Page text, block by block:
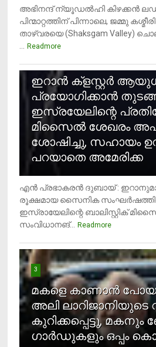
അഭിനന്ദ് ന്യൂഡൽഹി കിഴക്കൻ
പിന്മാറ്റത്തിന് പിന്നാലെ, ജമ്മു
താഴ്‌വരയെ (Shaksgam Valley)
... Readmore
ഇറാന്‍ ക്‌ളസ്റ്റര്‍
പ്രയോഗിക്കാന്‍
ഇസ്രയേലിന്റെ
മിസൈല്‍ ശേഖരം
ശോഷിച്ചു, സഹായം
പറയാതെ അമേരിക്ക
എന്‍ പ്രഭാകരന്‍ ദുബായ് :
രൂക്ഷമായ സൈനിക
ഇസ്രായേലിന്റെ ബാലിസ്റ്റിക്
സംവിധാനങ്... Readmore
3
മകളെ കാണാന്‍ പോയ
അലി ലാറിജാനിയുടെ
കുറിക്കപ്പെട്ടു,
ഗാര്‍ഡുകളും ഒപ്പം